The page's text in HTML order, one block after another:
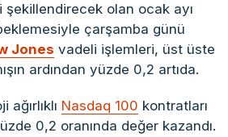
olan ocak ayı
çarşamba günü
Jones vadeli işlemleri, üst üste
ardından yüzde 0,2 artıda.
Nasdaq 100 kontratları
0,2 oranında değer kazandı.